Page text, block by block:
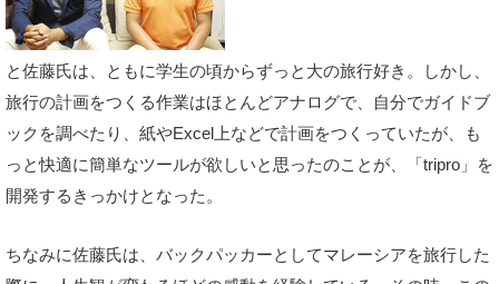
と佐藤氏は、ともに学生の頃からずっと大の旅行好き。しかし、
旅行の計画をつくる作業はほとんどアナログで、自分でガイドブ
ックを調べたり、紙やExcel上などで計画をつくっていたが、も
っと快適に簡単なツールが欲しいと思ったのことが、「tripro」を
開発するきっかけとなった。
ちなみに佐藤氏は、バックパッカーとしてマレーシアを旅行した